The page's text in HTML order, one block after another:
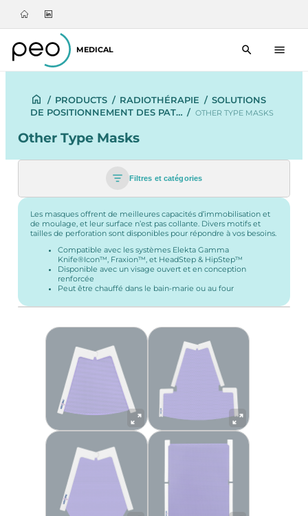
MEDICAL
/ PRODUCTS / RADIOTHÉRAPIE / SOLUTIONS
DE POSITIONNEMENT DES PAT… / OTHER TYPE MASKS
Other Type Masks
Filtres et catégories
Les masques offrent de meilleures capacités d’immobilisation et
de moulage, et leur surface n’est pas collante. Divers motifs et
tailles de perforation sont disponibles pour répondre à vos besoins.
Compatible avec les systèmes Elekta Gamma
Knife®Icon™, Fraxion™, et HeadStep & HipStep™
Disponible avec un visage ouvert et en conception
renforcée
Peut être chauffé dans le bain-marie ou au four